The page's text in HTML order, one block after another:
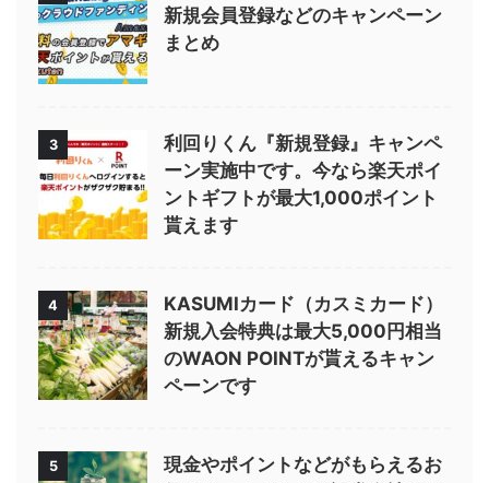
新規会員登録などのキャンペーン
まとめ
3
利回りくん『新規登録』キャンペ
ーン実施中です。今なら楽天ポイ
ントギフトが最大1,000ポイント
貰えます
4
KASUMIカード（カスミカード）
新規入会特典は最大5,000円相当
のWAON POINTが貰えるキャン
ペーンです
5
現金やポイントなどがもらえるお